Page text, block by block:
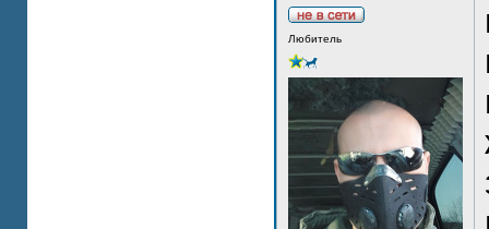
Любитель